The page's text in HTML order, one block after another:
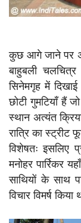
कुछ आगे जाने पर
बाहुबली
सिनेमगृह में
छोटी गुमटियाँ हैं
स्थान अत्यंत
रात्रि का स्ट्रीट
विशेषतः इसलिए
मनोहर पार्रिकर
साथियों के साथ
विचार विमर्ष